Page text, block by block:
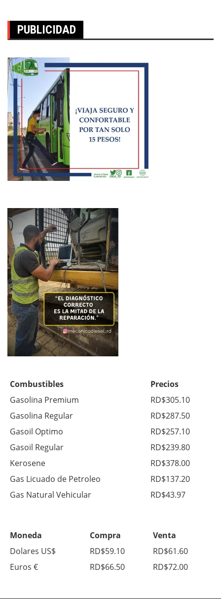
PUBLICIDAD
Combustibles
Precios
Gasolina Premium
RD$305.10
Gasolina Regular
RD$287.50
Gasoil Optimo
RD$257.10
Gasoil Regular
RD$239.80
Kerosene
RD$378.00
Gas Licuado de Petroleo
RD$137.20
Gas Natural Vehicular
RD$43.97
Moneda Compra
Venta
Dolares US$
RD$59.10
RD$61.60
Euros €
RD$66.50 RD$72.00